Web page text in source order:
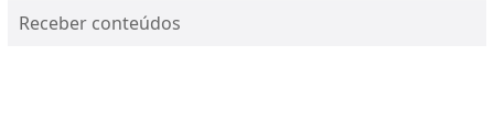
Receber conteúdos